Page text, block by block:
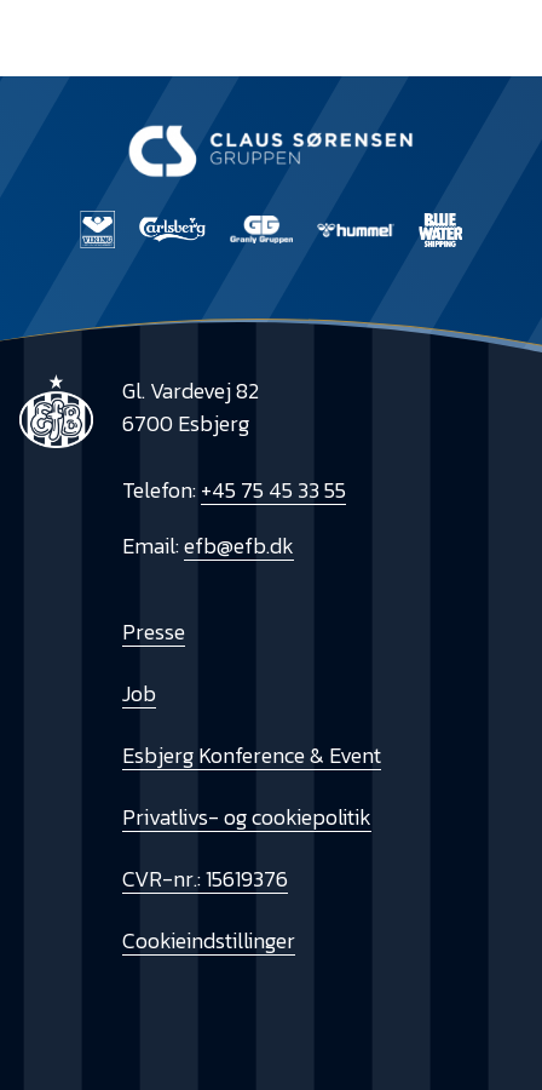
Gl. Vardevej 82
6700 Esbjerg
Telefon:+45 75 45 33 55
Email:efb@efb.dk
Presse
Job
Esbjerg Konference & Event
Privatlivs- og cookiepolitik
CVR-nr.: 15619376
Cookieindstillinger